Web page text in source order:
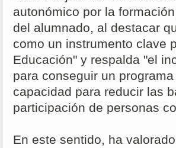
autonómico por la
del alumnado, al destacar
como un instrumento clave
Educación" y respalda "el
para conseguir un
capacidad para reducir las
participación de personas
En este sentido, ha